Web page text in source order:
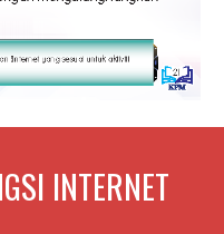
INTERNET